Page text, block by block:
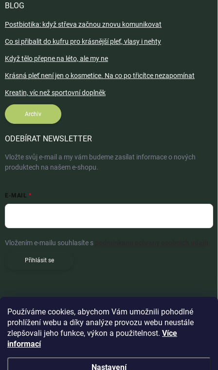
Používáme cookies, abychom Vám umožnili pohodlné
prohlížení webu a díky analýze provozu webu neustále
zlepšovali jeho funkce, výkon a použitelnost. Více
informací
Nastavení
BLOG
Postbiotika: když střeva začnou znovu komunikovat
Co si přibalit do kufru pro krásnější pleť, vlasy i nehty
Když tělo přepne na léto, ale my ne
Krásná pleť není jen o kosmetice. Na co po třicítce nezapomínat
Kreatin, víc než sportovní doplněk
Archiv
ODEBÍRAT NEWSLETTER
Vložte svůj e-mail a my vám budeme zasílat informace o nových
produktech na našem e-shopu.
E-MAIL
Vložením e-mailu souhlasíte s
Přihlásit se